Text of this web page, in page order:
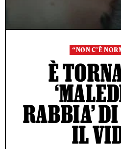
“NON C’È
È
RABBIA’
IL